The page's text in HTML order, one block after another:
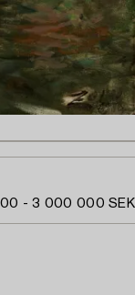
- 3 000 000 SEK